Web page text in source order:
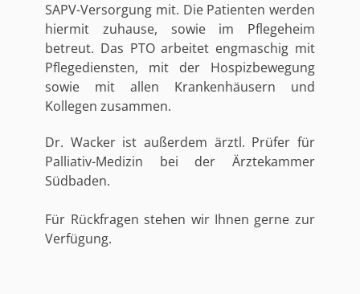
SAPV-Versorgung mit. Die Patienten werden
hiermit zuhause, sowie im Pflegeheim
betreut. Das PTO arbeitet engmaschig mit
Pflegediensten, mit der Hospizbewegung
sowie mit allen Krankenhäusern und
Kollegen zusammen.
Dr. Wacker ist außerdem ärztl. Prüfer für
Palliativ-Medizin bei der Ärztekammer
Südbaden.
Für Rückfragen stehen wir Ihnen gerne zur
Verfügung.